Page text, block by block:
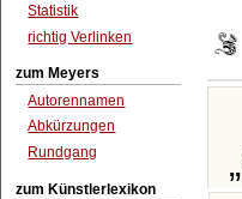
Statistik
richtig Verlinken
zum Meyers
Autorennamen
Abkürzungen
Rundgang
zum Künstlerlexikon